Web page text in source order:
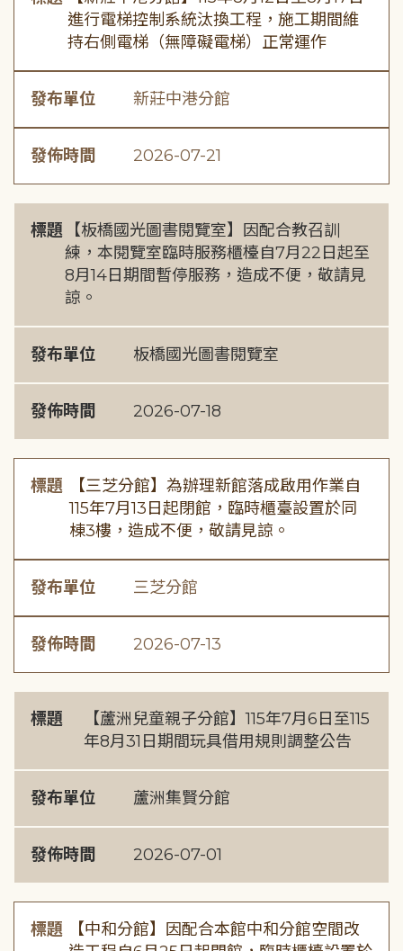
進行電梯控制系統汰換工程，施工期間維
持右側電梯（無障礙電梯）正常運作
發布單位 新莊中港分館
發佈時間 2026-07-21
標題
【板橋國光圖書閱覽室】因配合教召訓
練，本閱覽室臨時服務櫃檯自7月22日起至
8月14日期間暫停服務，造成不便，敬請見
諒。
發布單位 板橋國光圖書閱覽室
發佈時間 2026-07-18
標題
【三芝分館】為辦理新館落成啟用作業自
115年7月13日起閉館，臨時櫃臺設置於同
棟3樓，造成不便，敬請見諒。
發布單位 三芝分館
發佈時間 2026-07-13
標題
【蘆洲兒童親子分館】115年7月6日至115
年8月31日期間玩具借用規則調整公告
發布單位 蘆洲集賢分館
發佈時間 2026-07-01
標題
【中和分館】因配合本館中和分館空間改